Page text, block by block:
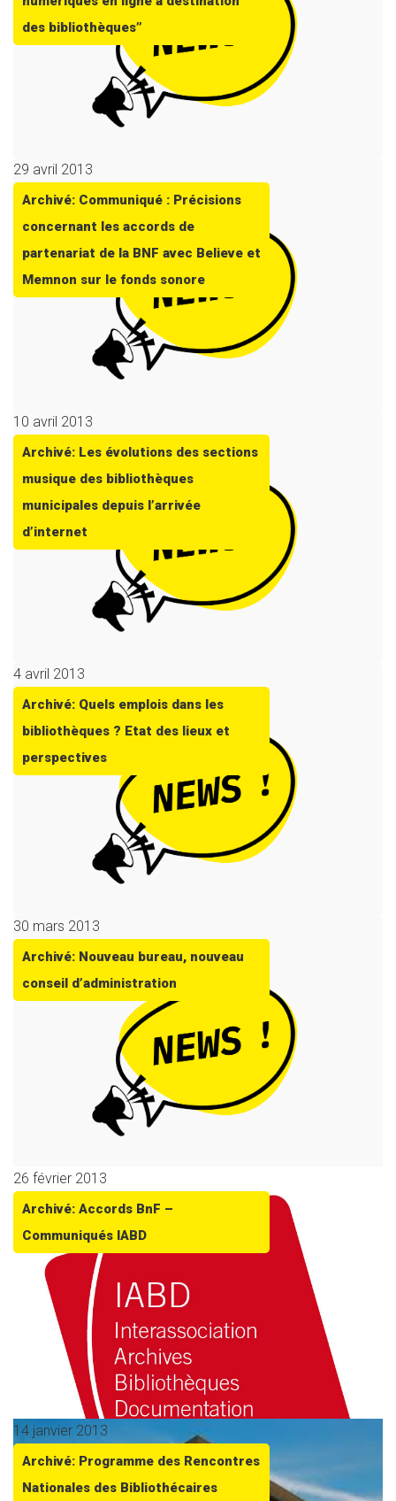
des bibliothèques”
29 avril 2013
Archivé: Communiqué : Précisions
concernant les accords de
partenariat de la BNF avec Believe et
Memnon sur le fonds sonore
10 avril 2013
Archivé: Les évolutions des sections
musique des bibliothèques
municipales depuis l’arrivée
d’internet
4 avril 2013
Archivé: Quels emplois dans les
bibliothèques ? Etat des lieux et
perspectives
30 mars 2013
Archivé: Nouveau bureau, nouveau
conseil d’administration
26 février 2013
Archivé: Accords BnF –
Communiqués IABD
14 janvier 2013
Archivé: Programme des Rencontres
Nationales des Bibliothécaires